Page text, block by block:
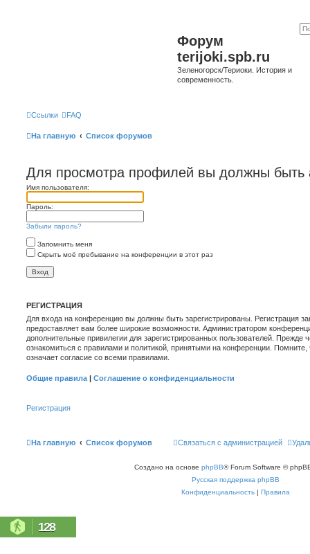
Форум
terijoki.spb.ru
Зеленогорск/Териоки. История и
современность.
Ссылки FAQ
На главную Список форумов
Для просмотра профилей вы должны быть
Имя пользователя:
Пароль:
Забыли пароль?
Запомнить меня
Скрыть моё пребывание на конференции в этот раз
РЕГИСТРАЦИЯ
Для входа на конференцию вы должны быть зарегистрированы. Регистрация
предоставляет вам более широкие возможности. Администратором
дополнительные привилегии для зарегистрированных пользователей. Прежде
ознакомиться с правилами и политикой, принятыми на конференции.
означает согласие со всеми правилами.
Общие правила | Соглашение о конфиденциальности
Регистрация
На главную Список форумов Связаться с администрацией
Создано на основе phpBB® Forum Software ©
Русская поддержка phpBB
Конфиденциальность | Правила
128